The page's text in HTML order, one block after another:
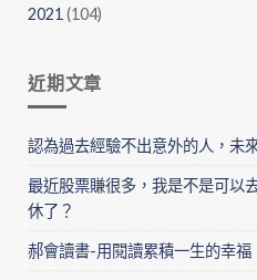
2021 (104)
近期文章
認為過去經驗不出意外的人，未
最近股票賺很多，我是不是可以
休了？
郝會讀書-用閱讀累積一生的幸福